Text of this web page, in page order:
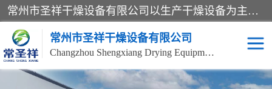
常州市圣祥干燥设备有限公司以生产干燥设备为主导产品，提供：干燥设备、干燥机、混合机、气流干燥机、烘箱、热风循环烘箱、沸腾干燥机、烘干机、喷雾干燥机等产品的生产、制造与销售服务。
常州市圣祥干燥设备有限公司
Changzhou Shengxiang Drying Equipment Co. , Ltd.